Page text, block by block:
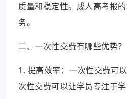
质量和稳定性。成人高考报
务。
二、一次性交费有哪些优势？
1. 提高效率：一次性交费可
次性交费可以让学员专注于